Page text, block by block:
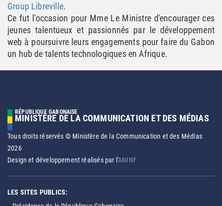
Group Libreville.
Ce fut l'occasion pour Mme Le Ministre d'encourager ces
jeunes talentueux et passionnés par le développement
web à poursuivre leurs engagements pour faire du Gabon
un hub de talents technologiques en Afrique.
RÉPUBLIQUE GABONAISE
MINISTÈRE DE LA COMMUNICATION ET DES MÉDIAS
Tous droits réservés © Ministère de la Communication et des Médias
2026
Design et développement réalisés par l'ANINF
LES SITES PUBLICS: